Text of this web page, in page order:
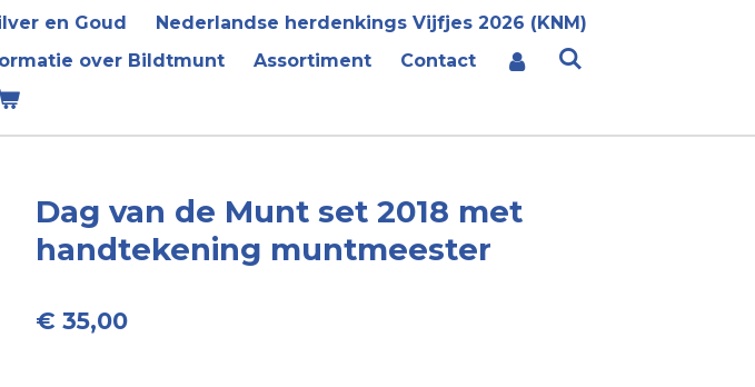
en Goud
Nederlandse herdenkings Vijfjes 2026 (KNM)
over Bildtmunt Assortiment Contact
Dag van de Munt set 2018 met
handtekening muntmeester
€ 35,00